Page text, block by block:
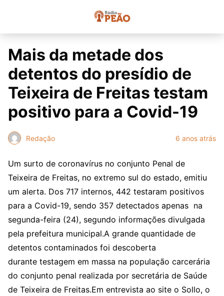
Mais da metade dos
detentos do presídio de
Teixeira de Freitas testam
positivo para a Covid-19
Redação 6 anos atrás
Um surto de coronavírus no conjunto Penal de
Teixeira de Freitas, no extremo sul do estado, emitiu
um alerta. Dos 717 internos, 442 testaram positivos
para a Covid-19, sendo 357 detectados apenas na
segunda-feira (24), segundo informações divulgada
pela prefeitura municipal.A grande quantidade de
detentos contaminados foi descoberta
durante testagem em massa na população carcerária
do conjunto penal realizada por secretária de Saúde
de Teixeira de Freitas.Em entrevista ao site o Sollo, o